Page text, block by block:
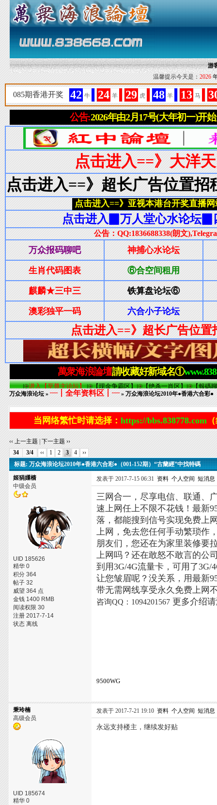
游
温馨提示今天是： 2026
万众海浪论坛 »┈┋全年资料区┋┈» 万众海浪论坛2010年●香港六合彩●
当网络繁忙时请选择： https://bbs.838778.com
‹‹ 上一主题 |下一主题 ››
34
3/4 ‹‹ 1 2 3 4
››
标题: 万众海浪论坛2010年●香港六合彩●（001-152期）“古蘭經”中找特碼
姬狷嬞樯
中级会员
UID 185626
精华 0
积分 364
帖子 32
威望 364 点
金钱 1400 RMB
阅读权限 30
注册 2017-7-14
状态 离线
发表于 2017-7-15 06:31 资料 个人空间 短消息
三网合一，尽享电信、联通、
速上网任上不限不花钱！最新
落，都能搜到信号实现免费上
上网，免去您任何手动繁琐作
朋友们，您还在为家里装修要
上网吗？还在敢怒不敢言的公
到用3G/4G流量卡，可用了
让您皱眉呢？没关系，用最新
带无需网线享受永久免费上网
咨询QQ：1094201567 更多介绍
9500WG
秉玲楠
高级会员
UID 185674
精华 0
发表于 2017-7-21 19:10 资料 个人空间 短消息
永远支持楼主，继续发好贴